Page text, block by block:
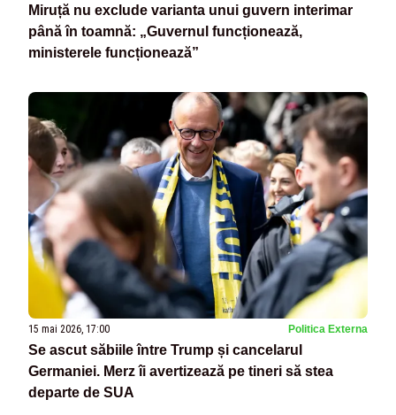
Miruță nu exclude varianta unui guvern interimar
până în toamnă: „Guvernul funcționează,
ministerele funcționează”
15 mai 2026, 17:00 Politica Externa
Se ascut săbiile între Trump și cancelarul
Germaniei. Merz îi avertizează pe tineri să stea
departe de SUA